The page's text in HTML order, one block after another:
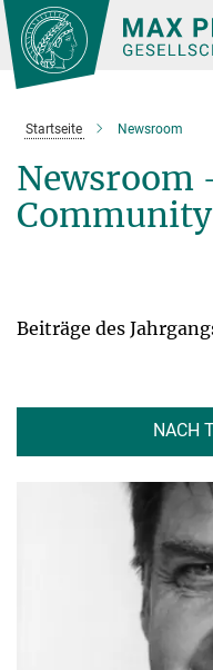
Hauptinhalt
Startseite Newsroom
Newsroom
Community
Beiträge des
NACH